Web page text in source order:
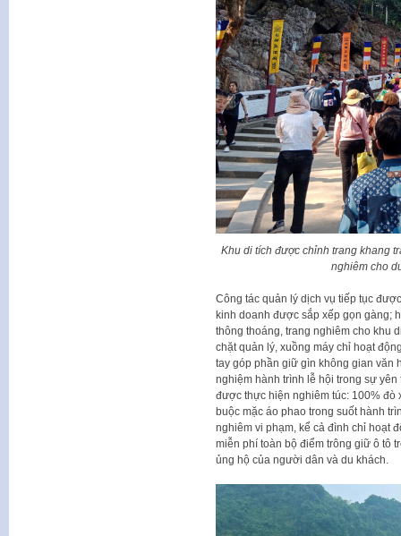
Khu di tích được chỉnh trang khang
nghiêm cho
Công tác quản lý dịch vụ tiếp tục
kinh doanh được sắp xếp gọn gàng;
thông thoáng, trang nghiêm cho khu
chặt quản lý, xuồng máy chỉ hoạt
tay góp phần giữ gìn không gian văn
nghiệm hành trình lễ hội trong sự
được thực hiện nghiêm túc: 100% đò
buộc mặc áo phao trong suốt hành
nghiêm vi phạm, kể cả đình chỉ hoạt
miễn phí toàn bộ điểm trông giữ ô tô
ủng hộ của người dân và du khách.